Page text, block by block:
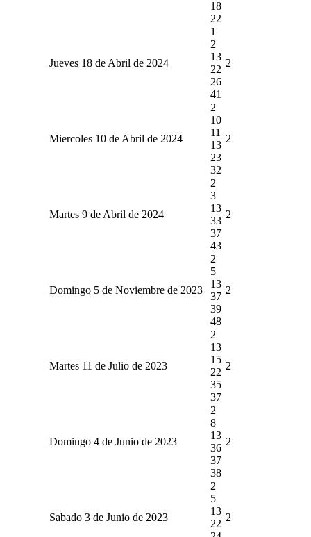
18
22
Jueves 18 de Abril de 2024
1
2
13
22
26
41
2
Miercoles 10 de Abril de 2024
2
10
11
13
23
32
2
Martes 9 de Abril de 2024
2
3
13
33
37
43
2
Domingo 5 de Noviembre de 2023
2
5
13
37
39
48
2
Martes 11 de Julio de 2023
2
13
15
22
35
37
2
Domingo 4 de Junio de 2023
2
8
13
36
37
38
2
Sabado 3 de Junio de 2023
2
5
13
22
2